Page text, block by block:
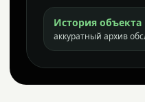
История объекта
аккуратный архив